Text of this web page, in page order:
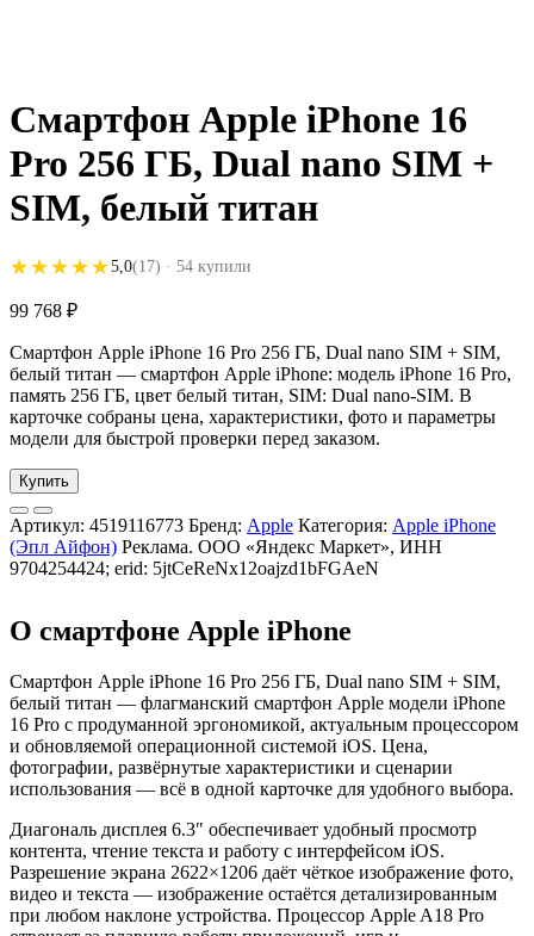
Смартфон Apple iPhone 16
Pro 256 ГБ, Dual nano SIM +
SIM, белый титан
★★★★★
★★★★★5,0(17) · 54 купили
99 768 ₽
Смартфон Apple iPhone 16 Pro 256 ГБ, Dual nano SIM + SIM,
белый титан — смартфон Apple iPhone: модель iPhone 16 Pro,
память 256 ГБ, цвет белый титан, SIM: Dual nano-SIM. В
карточке собраны цена, характеристики, фото и параметры
модели для быстрой проверки перед заказом.
Купить
Артикул: 4519116773 Бренд: Apple Категория: Apple iPhone
(Эпл Айфон) Реклама. ООО «Яндекс Маркет», ИНН
9704254424; erid: 5jtCeReNx12oajzd1bFGAeN
О смартфоне Apple iPhone
Смартфон Apple iPhone 16 Pro 256 ГБ, Dual nano SIM + SIM,
белый титан — флагманский смартфон Apple модели iPhone
16 Pro с продуманной эргономикой, актуальным процессором
и обновляемой операционной системой iOS. Цена,
фотографии, развёрнутые характеристики и сценарии
использования — всё в одной карточке для удобного выбора.
Диагональ дисплея 6.3" обеспечивает удобный просмотр
контента, чтение текста и работу с интерфейсом iOS.
Разрешение экрана 2622×1206 даёт чёткое изображение фото,
видео и текста — изображение остаётся детализированным
при любом наклоне устройства. Процессор Apple A18 Pro